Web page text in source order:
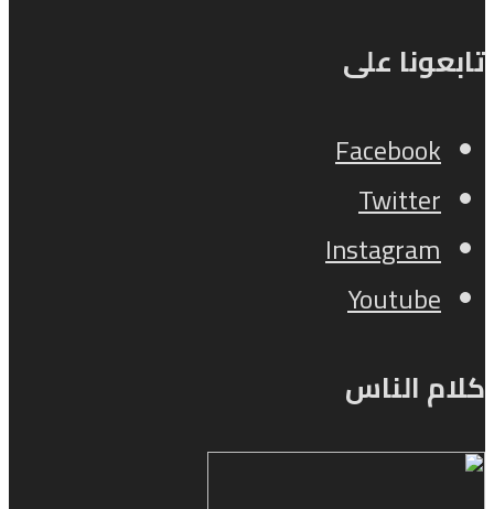
تابعونا على
Facebook
Twitter
Instagram
Youtube
كلام الناس